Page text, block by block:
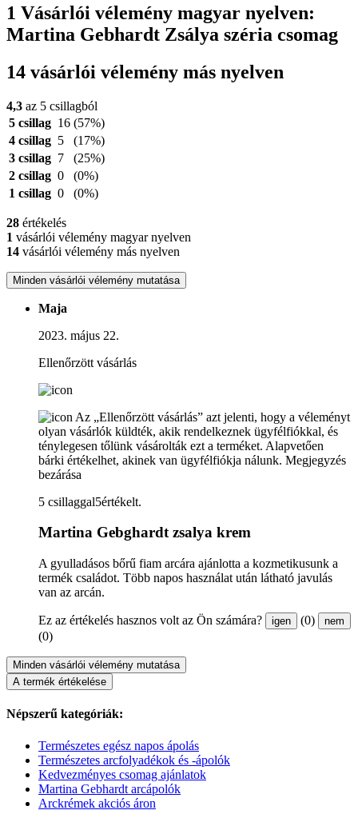
1 Vásárlói vélemény magyar nyelven:
Martina Gebhardt Zsálya széria csomag
14 vásárlói vélemény más nyelven
4,3 az 5 csillagból
5 csillag 16 (57%)
4 csillag 5
(17%)
3 csillag 7
(25%)
2 csillag 0
(0%)
1 csillag 0 (0%)
28 értékelés
1 vásárlói vélemény magyar nyelven
14 vásárlói vélemény más nyelven
Minden vásárlói vélemény mutatása
Maja
2023. május 22.
Ellenőrzött vásárlás
Az „Ellenőrzött vásárlás” azt jelenti, hogy a véleményt
olyan vásárlók küldték, akik rendelkeznek ügyfélfiókkal, és
ténylegesen tőlünk vásárolták ezt a terméket. Alapvetően
bárki értékelhet, akinek van ügyfélfiókja nálunk. Megjegyzés
bezárása
5 csillaggal5értékelt.
Martina Gebghardt zsalya krem
A gyulladásos bőrű fiam arcára ajánlotta a kozmetikusunk a
termék családot. Több napos használat után látható javulás
van az arcán.
Ez az értékelés hasznos volt az Ön számára? igen (0) nem
(0)
Minden vásárlói vélemény mutatása
A termék értékelése
Népszerű kategóriák:
Természetes egész napos ápolás
Természetes arcfolyadékok és -ápolók
Kedvezményes csomag ajánlatok
Martina Gebhardt arcápolók
Arckrémek akciós áron